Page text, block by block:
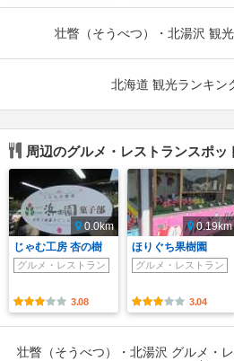
壮瞥（そうべつ）・北湯沢 観
北海道 観光ランキン
周辺のグルメ・レストランスポッ
0.0km
じゃむ工房 杏の樹
グルメ・レストラン
3.08
0.19km
ほりぐち果樹園
グルメ・レストラン
3.04
壮瞥（そうべつ）・北湯沢 グルメ・